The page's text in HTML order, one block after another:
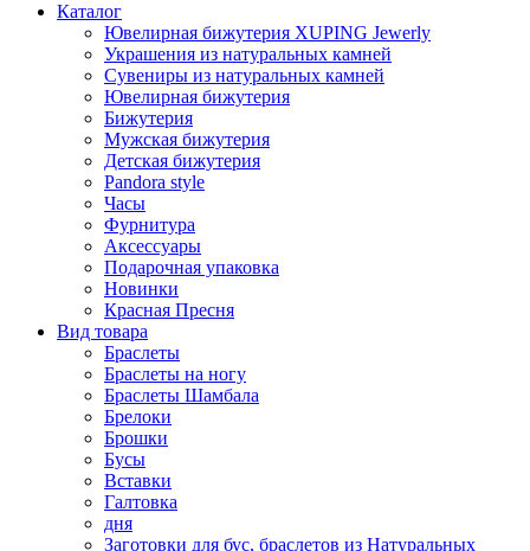
Каталог
Ювелирная бижутерия XUPING Jewerly
Украшения из натуральных камней
Сувениры из натуральных камней
Ювелирная бижутерия
Бижутерия
Мужская бижутерия
Детская бижутерия
Pandora style
Часы
Фурнитура
Аксеcсуары
Подарочная упаковка
Новинки
Красная Пресня
Вид товара
Браслеты
Браслеты на ногу
Браслеты Шамбала
Брелоки
Брошки
Бусы
Вставки
Галтовка
дня
Заготовки для бус, браслетов из Натуральных